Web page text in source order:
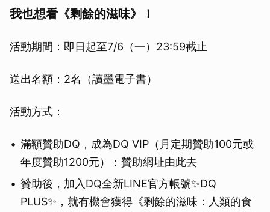
我也想看《剩餘的滋味》！
活動期間：即日起至7/6（一）23:59截止
送出名額：2名（讀墨電子書）
活動方式：
滿額贊助DQ，成為DQ VIP（月定期贊助100元或
年度贊助1200元）⁣：贊助網址由此去
贊助後，加入DQ全新LINE官方帳號✨DQ
PLUS✨，就有機會獲得《剩餘的滋味：人類的食